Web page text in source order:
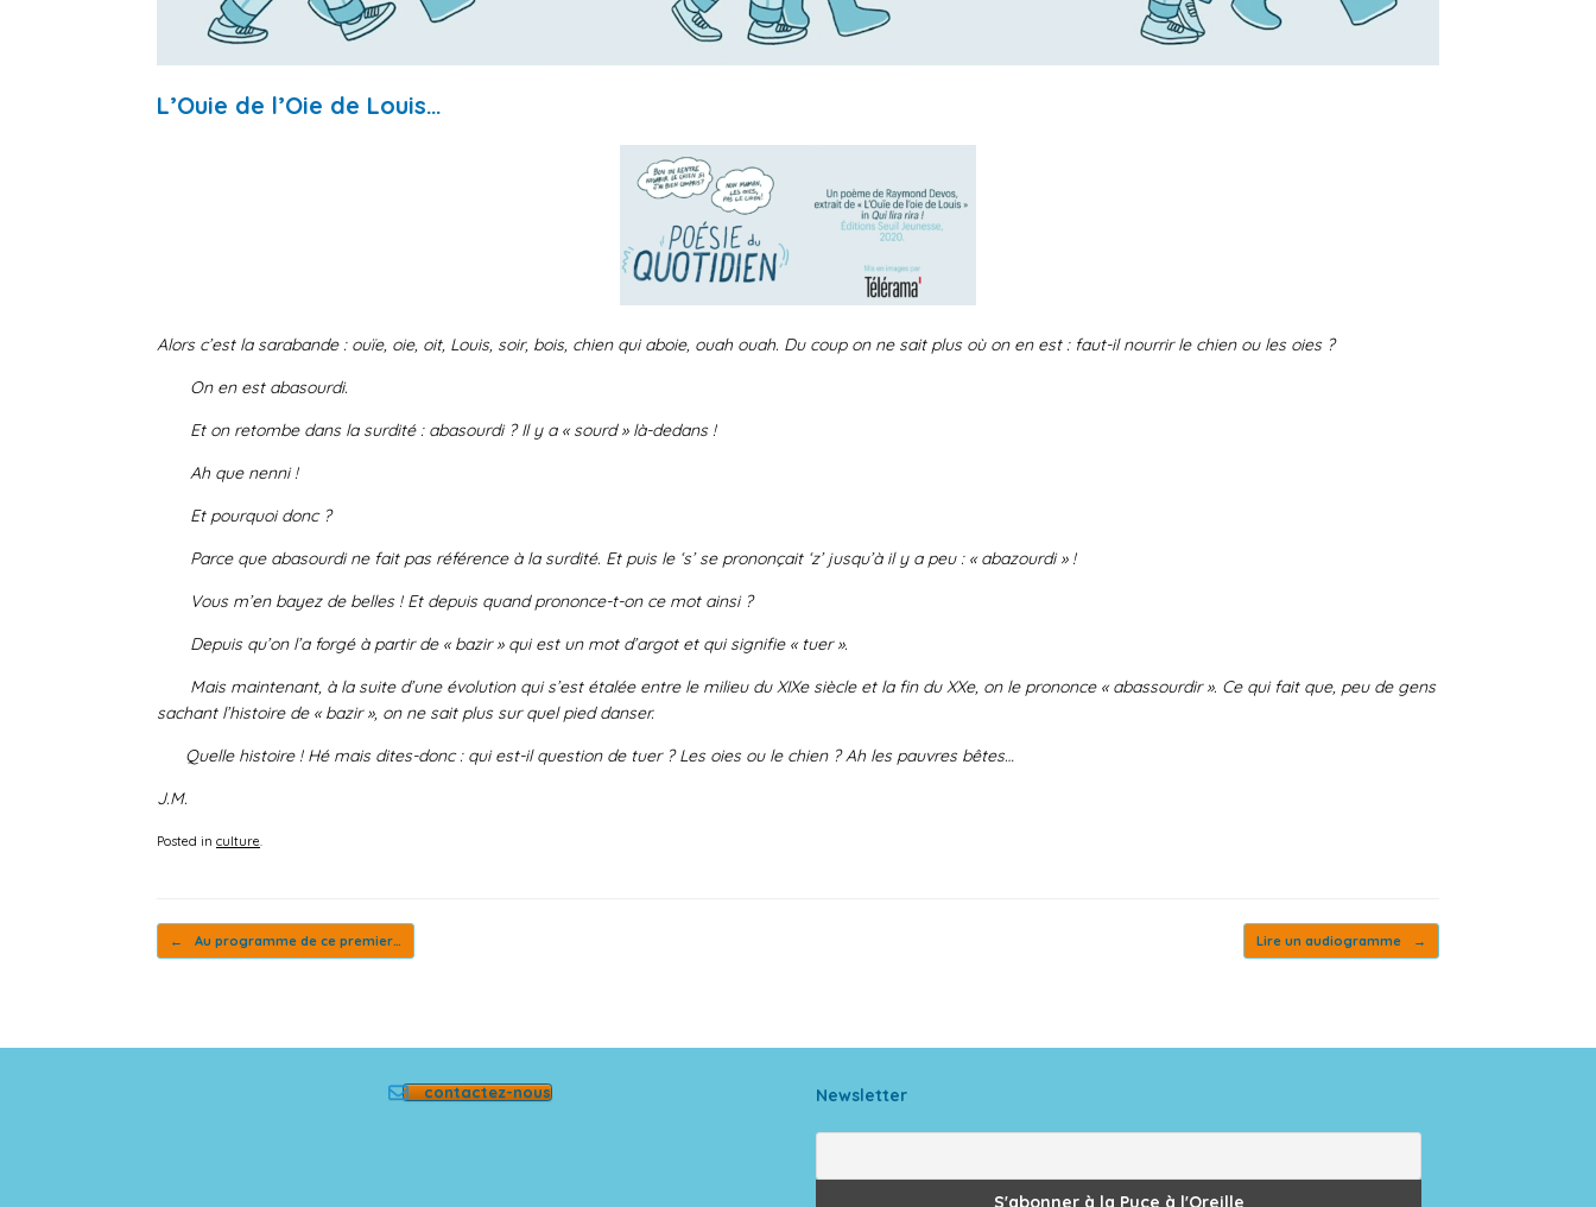
L’Ouie de l’Oie de Louis…
Alors c’est la sarabande : ouïe, oie, oit, Louis, soir, bois, chien qui aboie, ouah ouah. Du coup on ne sait plus où on en est : faut-il nourrir le chien ou les oies ?
On en est abasourdi.
Et on retombe dans la surdité : abasourdi ? Il y a « sourd » là-dedans !
Ah que nenni !
Et pourquoi donc ?
Parce que abasourdi ne fait pas référence à la surdité. Et puis le ‘s’ se prononçait ‘z’ jusqu’à il y a peu : « abazourdi » !
Vous m’en bayez de belles ! Et depuis quand prononce-t-on ce mot ainsi ?
Depuis qu’on l’a forgé à partir de « bazir » qui est un mot d’argot et qui signifie « tuer ».
Mais maintenant, à la suite d’une évolution qui s’est étalée entre le milieu du XIXe siècle et la fin du XXe, on le prononce « abassourdir ». Ce qui fait que, peu de gens
sachant l’histoire de « bazir », on ne sait plus sur quel pied danser.
Quelle histoire ! Hé mais dites-donc : qui est-il question de tuer ? Les oies ou le chien ? Ah les pauvres bêtes…
J.M.
Posted in culture
Post navigation
← Au programme de ce premier… Lire un audiogramme →
contactez-nous Newsletter